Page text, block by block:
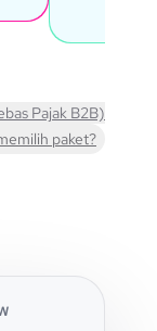
Pajak B2B)
paket?